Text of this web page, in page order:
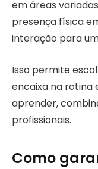
em áreas
presença física
interação para
Isso permite
encaixa na rotina
aprender,
profissionais.
Como